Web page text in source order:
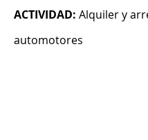
ACTIVIDAD: Alquiler y
automotores